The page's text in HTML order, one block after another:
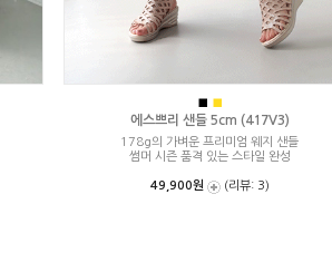
■ ■
에스쁘리 샌들 5cm (417V3)
178g의 가벼운 프리미엄 웨지 샌들
썸머 시즌 품격 있는 스타일 완성
49,900원 (리뷰: 3)